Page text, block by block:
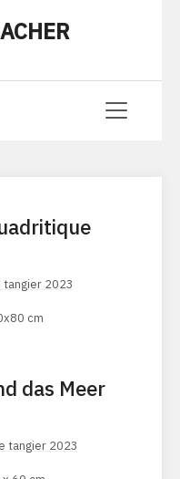
cm
das Meer